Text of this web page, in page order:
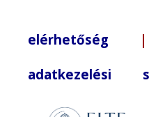
elérhetőség
adatkezelési